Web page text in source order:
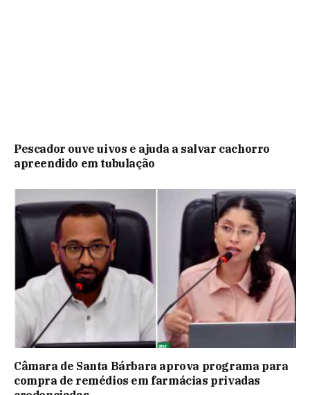
Pescador ouve uivos e ajuda a salvar cachorro
apreendido em tubulação
Câmara de Santa Bárbara aprova programa para
compra de remédios em farmácias privadas